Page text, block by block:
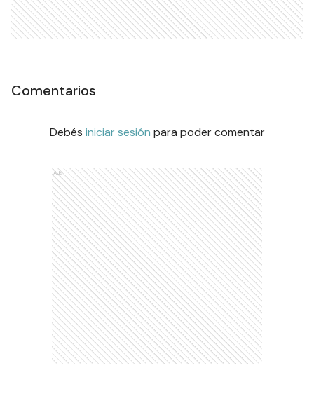
Comentarios
Debés iniciar sesión para poder comentar
Ads